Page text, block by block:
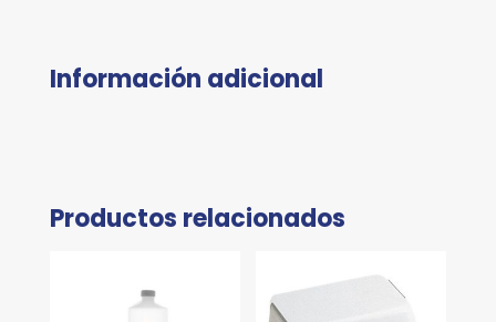
Información adicional
Productos relacionados